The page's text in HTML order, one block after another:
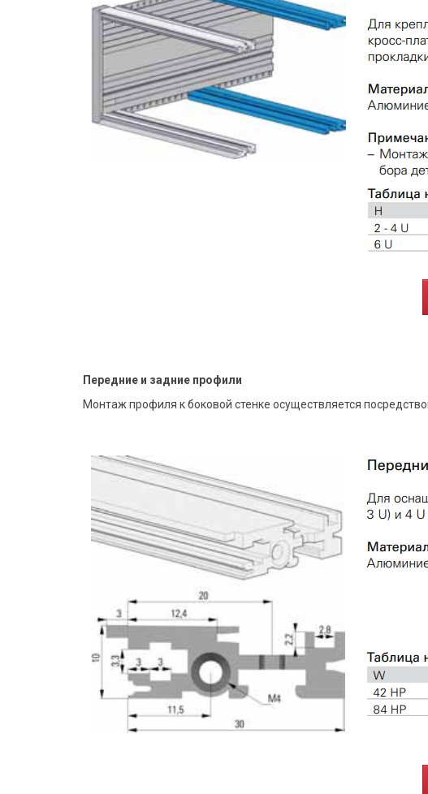
Передние и задние профили
Монтаж профиля к боковой стенке осуществляется